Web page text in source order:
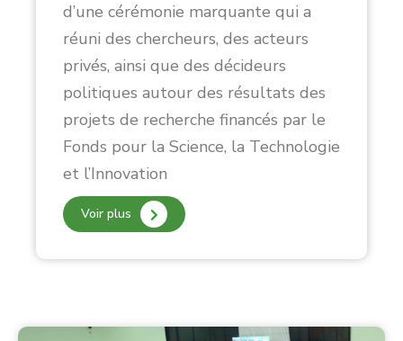
d’une cérémonie marquante qui a
réuni des chercheurs, des acteurs
privés, ainsi que des décideurs
politiques autour des résultats des
projets de recherche financés par le
Fonds pour la Science, la Technologie
et l’Innovation
Voir plus